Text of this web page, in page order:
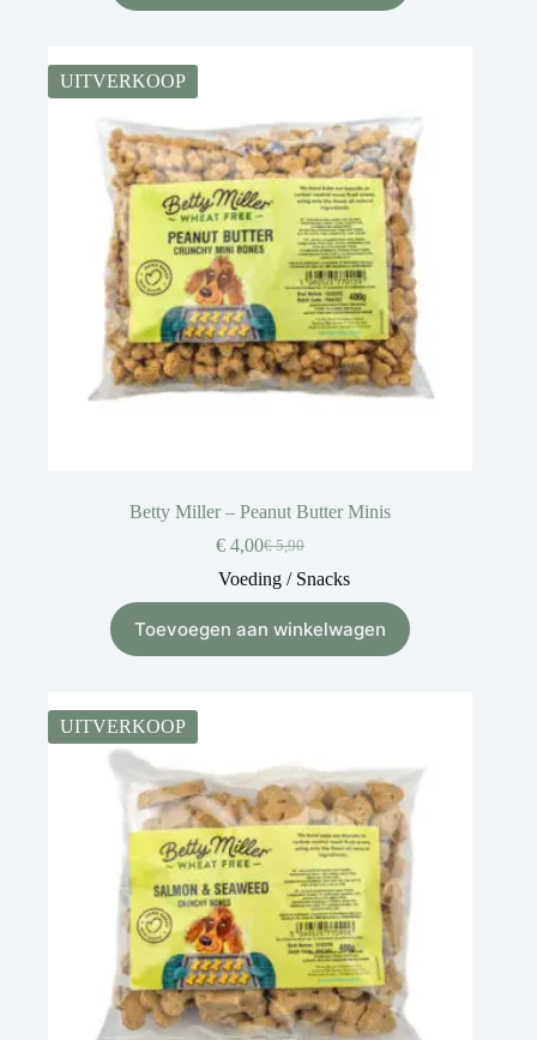
UITVERKOOP
Betty Miller – Peanut Butter Minis
€5,90
€ 4,00
Voeding / Snacks
Toevoegen aan winkelwagen
UITVERKOOP